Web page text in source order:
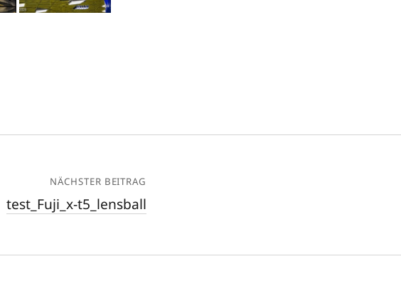
NÄCHSTER BEITRAG
test_Fuji_x-t5_lensball